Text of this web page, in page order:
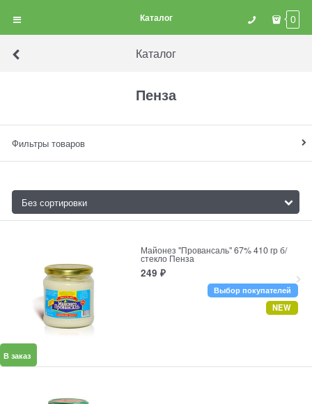
Каталог 0
Каталог
Пенза
Фильтры товаров
Майонез "Провансаль" 67% 410 гр б/
стекло Пенза
249 ₽
Выбор покупателей
NEW
В заказ